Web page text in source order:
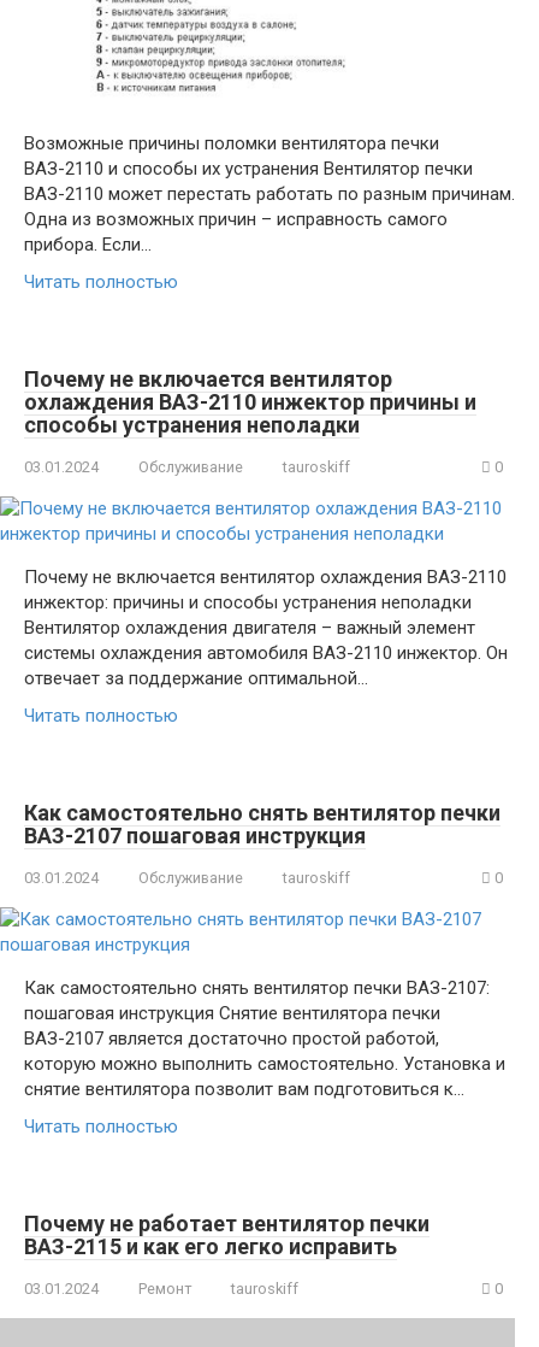
Возможные причины поломки вентилятора печки
ВАЗ-2110 и способы их устранения Вентилятор печки
ВАЗ-2110 может перестать работать по разным причинам.
Одна из возможных причин – исправность самого
прибора. Если…
Читать полностью
Почему не включается вентилятор
охлаждения ВАЗ-2110 инжектор причины и
способы устранения неполадки
03.01.2024 Обслуживание tauroskiff 0
Почему не включается вентилятор охлаждения ВАЗ-2110
инжектор: причины и способы устранения неполадки
Вентилятор охлаждения двигателя – важный элемент
системы охлаждения автомобиля ВАЗ-2110 инжектор. Он
отвечает за поддержание оптимальной…
Читать полностью
Как самостоятельно снять вентилятор печки
ВАЗ-2107 пошаговая инструкция
03.01.2024 Обслуживание tauroskiff 0
Как самостоятельно снять вентилятор печки ВАЗ-2107:
пошаговая инструкция Снятие вентилятора печки
ВАЗ-2107 является достаточно простой работой,
которую можно выполнить самостоятельно. Установка и
снятие вентилятора позволит вам подготовиться к…
Читать полностью
Почему не работает вентилятор печки
ВАЗ-2115 и как его легко исправить
03.01.2024 Ремонт tauroskiff 0